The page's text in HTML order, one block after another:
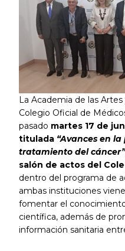
La Academia de las
Colegio Oficial de
pasado martes 17 de
titulada “Avances en
tratamiento del cáncer”
salón de actos del
dentro del programa de
ambas instituciones
fomentar el
científica, además de
información sanitaria